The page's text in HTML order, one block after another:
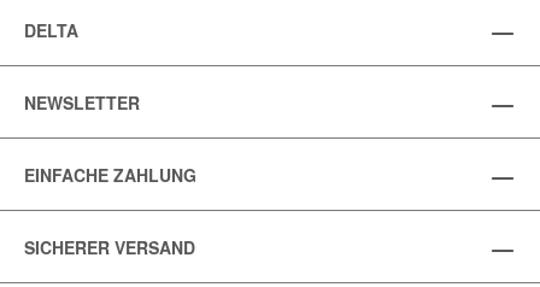
DELTA
NEWSLETTER
EINFACHE ZAHLUNG
SICHERER VERSAND